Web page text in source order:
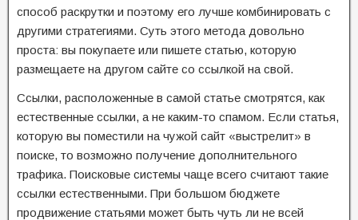
способ раскрутки и поэтому его лучше комбинировать с
другими стратегиями. Суть этого метода довольно
проста: вы покупаете или пишете статью, которую
размещаете на другом сайте со ссылкой на свой.
Ссылки, расположенные в самой статье смотрятся, как
естественные ссылки, а не каким-то спамом. Если статья,
которую вы поместили на чужой сайт «выстрелит» в
поиске, то возможно получение дополнительного
трафика. Поисковые системы чаще всего считают такие
ссылки естественными. При большом бюджете
продвижение статьями может быть чуть ли не всей